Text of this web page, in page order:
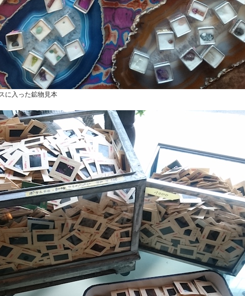
に入った鉱物見本